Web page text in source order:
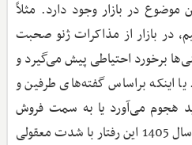
در بازار وجود دارد. مثلاً
در بازار از مذاکرات ژنو صحبت
برخورد احتیاطی پیش می‌گیرد و
اینکه براساس گفته‌های طرفین و
هجوم می‌آورد یا به سمت فروش
حرکت می‌کند. فکر می‌کنم در سال 1405 این رفتار با شدت معقولی